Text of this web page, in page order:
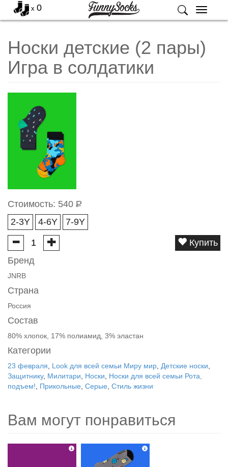
Меню
x 0
Носки детские (2 пары)
Игра в солдатики
Стоимость: 540 Р
2-3Y
4-6Y 7-9Y
Купить
Бренд
JNRB
Страна
Россия
Состав
80% хлопок, 17% полиамид, 3% эластан
Категории
23 февраля Look для всей семьи Миру мир Детские носки
Защитнику, Милитари Носки
Носки для всей семьи Рота,
подъем!
Прикольные Серые Стиль жизни
Вам могут понравиться